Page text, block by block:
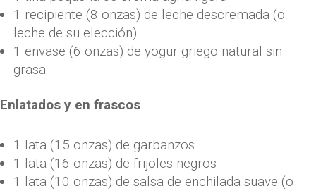
1 recipiente (8 onzas) de leche descremada (o
leche de su elección)
1 envase (6 onzas) de yogur griego natural sin
grasa
Enlatados y en frascos
1 lata (15 onzas) de garbanzos
1 lata (16 onzas) de frijoles negros
1 lata (10 onzas) de salsa de enchilada suave (o